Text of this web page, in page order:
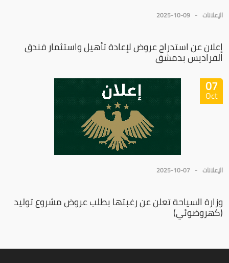
الإعلانات 2025-10-09
إعلان عن استدراج عروض لإعادة تأهيل واستثمار فندق
الفراديس بدمشق
07
Oct
الإعلانات 2025-10-07
وزارة السياحة تعلن عن رغبتها بطلب عروض مشروع توليد
(كهروضوئي)